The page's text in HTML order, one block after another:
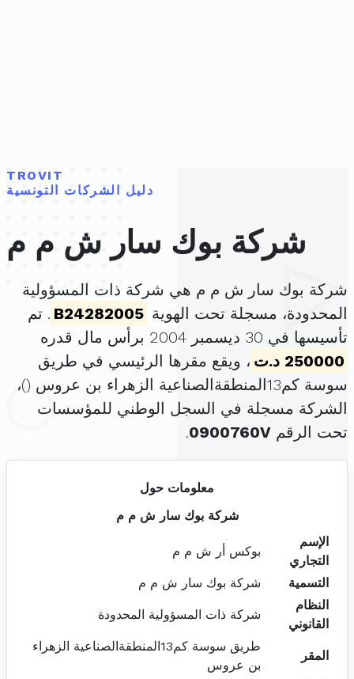
TROVIT
دليل الشركات التونسية
شركة بوك سار ش م م
شركة بوك سار ش م م هي شركة ذات المسؤولية
المحدودة، مسجلة تحت الهوية B24282005 . تم
تأسيسها في 30 ديسمبر 2004 برأس مال قدره
250000 د.ت
، ويقع مقرها الرئيسي في طريق
سوسة كم13المنطقةالصناعية الزهراء بن عروس (
)،
الشركة مسجلة في السجل الوطني للمؤسسات
تحت الرقم 0900760V
.
معلومات حول
شركة بوك سار ش م م
الإسم
التجاري
بوكس أر ش م م
التسمية
شركة بوك سار ش م م
النظام
القانوني
شركة ذات المسؤولية المحدودة
المقر
طريق سوسة كم13المنطقةالصناعية الزهراء
بن عروس